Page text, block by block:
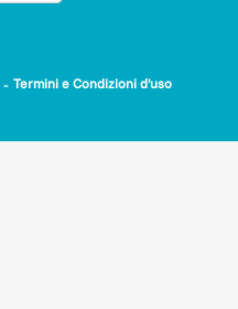
- Termini e Condizioni d'uso